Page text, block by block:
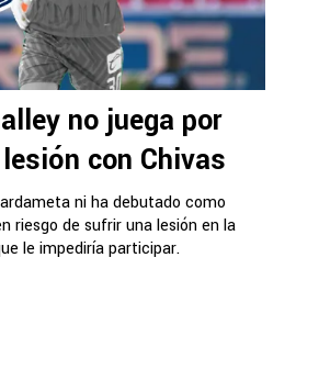
no juega por
con Chivas
ni ha debutado como
riesgo de sufrir una lesión en la
le impediría participar.